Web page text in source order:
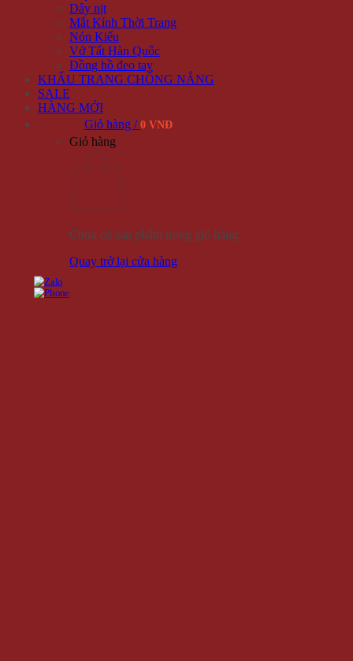
Dây nịt
Mắt Kính Thời Trang
Nón Kiểu
Vớ Tất Hàn Quốc
Đồng hồ đeo tay
KHẨU TRANG CHỐNG NẮNG
SALE
HÀNG MỚI
Giỏ hàng / 0 VNĐ
Giỏ hàng
Chưa có sản phẩm trong giỏ hàng.
Quay trở lại cửa hàng